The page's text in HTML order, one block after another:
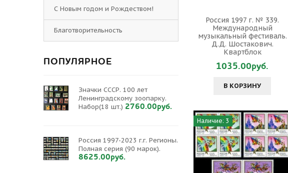
Россия 1997 г. № 339.
Международный
музыкальный фестиваль.
Д.Д. Шостакович.
Квартблок
1035.00руб.
В КОРЗИНУ
Наличие: 3
С Новым годом и Рождеством!
Благотворительность
ПОПУЛЯРНОЕ
Значки СССР. 100 лет
Ленинградскому зоопарку.
Набор(18 шт.) 2760.00руб.
Россия 1997-2023 г.г. Регионы.
Полная серия (90 марок).
8625.00руб.